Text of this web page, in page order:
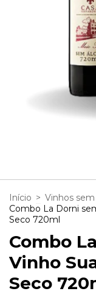
Início > Vinhos
Combo La Dorni
Seco 720ml
Combo
Vinho
Seco